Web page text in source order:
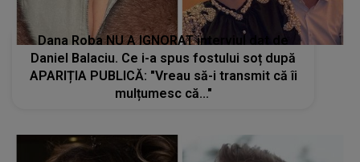
Dana Roba NU A IGNORAT interviul dat de
Daniel Balaciu. Ce i-a spus fostului soț după
APARIȚIA PUBLICĂ: "Vreau să-i transmit că îi
mulțumesc că..."